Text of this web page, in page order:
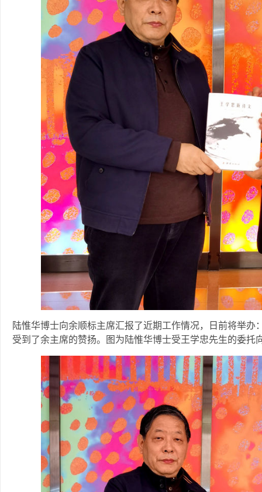
陆惟华博士向余顺标主席汇报了近期工作情况，日前将举办
受到了余主席的赞扬。图为陆惟华博士受王学忠先生的委托